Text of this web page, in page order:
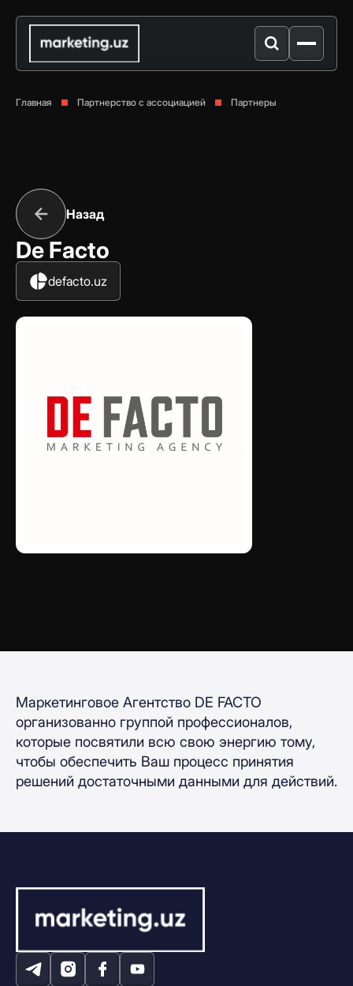
Главная Партнерство с ассоциацией Партнеры
Назад
De Facto
defacto.uz
Маркетинговое Агентство DE FACTO
организованно группой профессионалов,
которые посвятили всю свою энергию тому,
чтобы обеспечить Ваш процесс принятия
решений достаточными данными для действий.